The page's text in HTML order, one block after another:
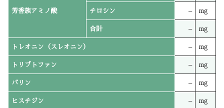
芳香族アミノ酸 チロシン – mg
合計 – mg
トレオニン（スレオニン） – mg
トリプトファン – mg
バリン – mg
ヒスチジン – mg